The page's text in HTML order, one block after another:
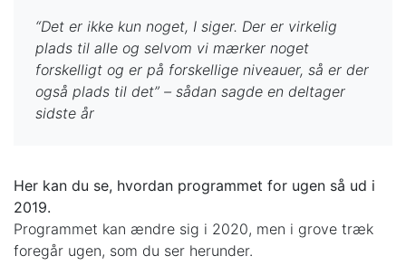
“Det er ikke kun noget, I siger. Der er virkelig
plads til alle og selvom vi mærker noget
forskelligt og er på forskellige niveauer, så er der
også plads til det” – sådan sagde en deltager
sidste år
Her kan du se, hvordan programmet for ugen så ud i
2019.
Programmet kan ændre sig i 2020, men i grove træk
foregår ugen, som du ser herunder.